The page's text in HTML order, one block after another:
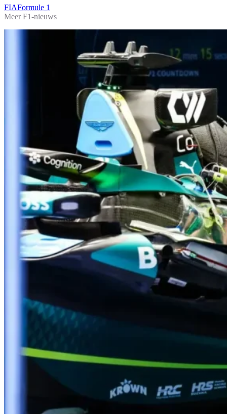
FIAFormule 1
Meer F1-nieuws